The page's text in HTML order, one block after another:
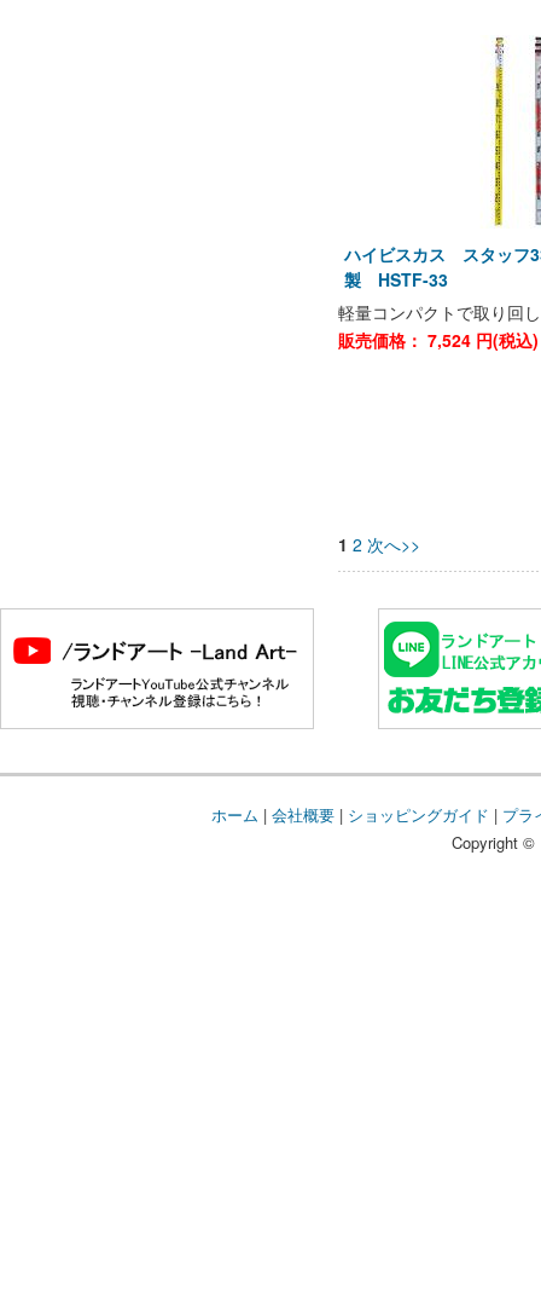
ハイビスカス スタッ
製 HSTF-33
軽量コンパクトで取り回
販売価格： 7,524 円(税
1 2 次へ>>
ホーム | 会社概要| ショッピングガイド | プラ
Copyright ©